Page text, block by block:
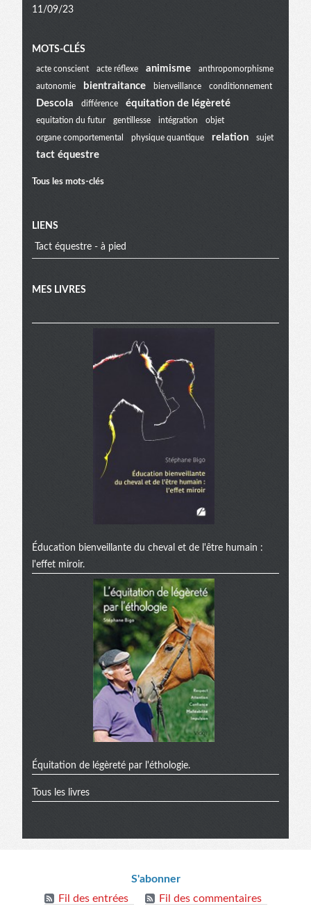
11/09/23
Menu
extra
MOTS-CLÉS
acte conscient acte réflexe animisme anthropomorphisme
autonomie bientraitance bienveillance conditionnement
Descola différence équitation de légèreté
equitation du futur gentillesse intégration objet
organe comportemental physique quantique relation sujet
tact équestre
Tous les mots-clés
LIENS
Tact équestre - à pied
MES LIVRES
Éducation bienveillante du cheval et de l'être humain :
l'effet miroir.
Équitation de légèreté par l'éthologie.
Tous les livres
Informations
S'abonner
Fil des entrées
Fil des commentaires